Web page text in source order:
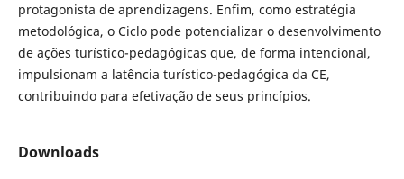
protagonista de aprendizagens. Enfim, como estratégia
metodológica, o Ciclo pode potencializar o desenvolvimento
de ações turístico-pedagógicas que, de forma intencional,
impulsionam a latência turístico-pedagógica da CE,
contribuindo para efetivação de seus princípios.
Downloads